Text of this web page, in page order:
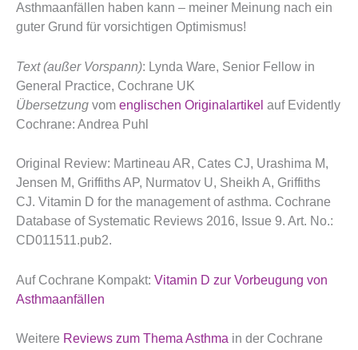
Asthmaanfällen haben kann – meiner Meinung nach ein
guter Grund für vorsichtigen Optimismus!
Text (außer Vorspann): Lynda Ware, Senior Fellow in
General Practice, Cochrane UK
Übersetzung vom englischen Originalartikel auf Evidently
Cochrane: Andrea Puhl
Original Review: Martineau AR, Cates CJ, Urashima M,
Jensen M, Griffiths AP, Nurmatov U, Sheikh A, Griffiths
CJ. Vitamin D for the management of asthma. Cochrane
Database of Systematic Reviews 2016, Issue 9. Art. No.:
CD011511.pub2.
Auf Cochrane Kompakt: Vitamin D zur Vorbeugung von
Asthmaanfällen
Weitere Reviews zum Thema Asthma in der Cochrane